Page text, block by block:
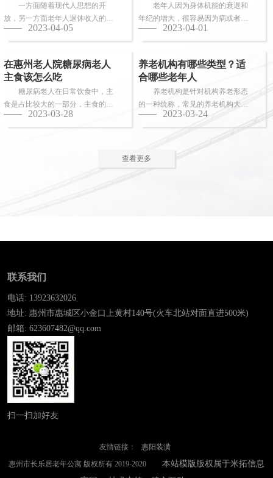
一方面随着现代人思想的开
放，另一方面老年人退休收入的稳
步上升，选择惠州老人院进行疗养
的老人越来越...
2023-04-05
老年人因为身体机能的衰退和
年纪的增大，很容易因为病或者各
种各样的原因导致失眠、多梦，睡
眠质量差等...
2023-04-01
在惠州老人院糖尿病老人
主食该怎么吃
糖尿病老人在日常饮食中，主
食是占比较大的一部分，主食的选
择对控制血糖水平至关重要。那
么，糖尿病老...
2023-03-28
养老机构有哪些类型？适
合哪些老年人
养老机构是针对机构养老形态
的一种统称，常见的养老机构大致
有这些类型：养老社区、老年公
寓、养老院、...
2023-03-24
查看更多
联系我们
电话: 13923632026
地址: 惠州市惠城区小金口上黄村140号(火车北站对面直进500米)
邮箱: 623607482@qq.com
扫一扫加好友
友情链接：
惠阳装潢
惠州市长乐居老年公寓 版权所有 2019-2020
本站模版版权属于米拓信息